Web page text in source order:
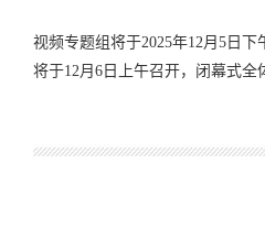
视频专题组将于2025年12月5日
将于12月6日上午召开，闭幕式全